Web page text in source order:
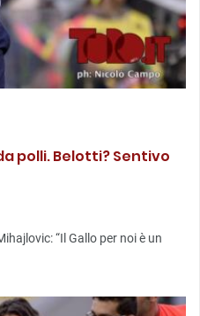
polli. Belotti? Sentivo
“Il Gallo per noi è un